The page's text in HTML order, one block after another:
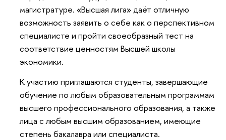
магистратуре. «Высшая лига» даёт отличную
возможность заявить о себе как о перспективном
специалисте и пройти своеобразный тест на
соответствие ценностям Высшей школы
экономики.
К участию приглашаются студенты, завершающие
обучение по любым образовательным программам
высшего профессионального образования, а также
лица с любым высшим образованием, имеющие
степень бакалавра или специалиста.